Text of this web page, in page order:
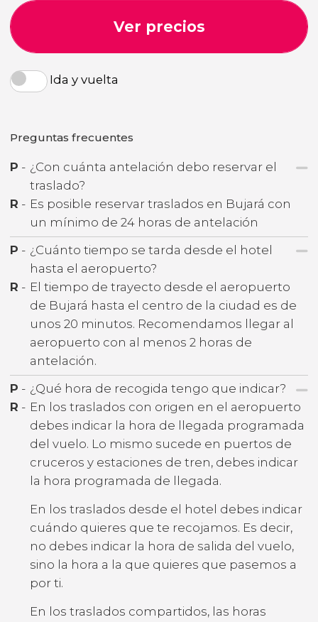
Ver precios
Ida y vuelta
Preguntas frecuentes
P - ¿Con cuánta antelación debo reservar el
traslado?
R - Es posible reservar traslados en Bujará con
un mínimo de 24 horas de antelación
P - ¿Cuánto tiempo se tarda desde el hotel
hasta el aeropuerto?
R - El tiempo de trayecto desde el aeropuerto
de Bujará hasta el centro de la ciudad es de
unos 20 minutos. Recomendamos llegar al
aeropuerto con al menos 2 horas de
antelación.
P - ¿Qué hora de recogida tengo que indicar?
R - En los traslados con origen en el aeropuerto
debes indicar la hora de llegada programada
del vuelo. Lo mismo sucede en puertos de
cruceros y estaciones de tren, debes indicar
la hora programada de llegada.
En los traslados desde el hotel debes indicar
cuándo quieres que te recojamos. Es decir,
no debes indicar la hora de salida del vuelo,
sino la hora a la que quieres que pasemos a
por ti.
En los traslados compartidos, las horas